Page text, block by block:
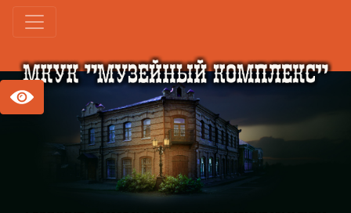
МУНИЦИПАЛЬНОЕ КАЗЕННОЕ УЧРЕЖДЕНИЕ КУЛЬТУРЫ
ГОРОДА КУЙБЫШЕВА КУЙБЫШЕВСКОГО РАЙОНА
НОВОСИБИРСКОЙ ОБЛАСТИ
"МУЗЕЙНЫЙ КОМПЛЕКС"